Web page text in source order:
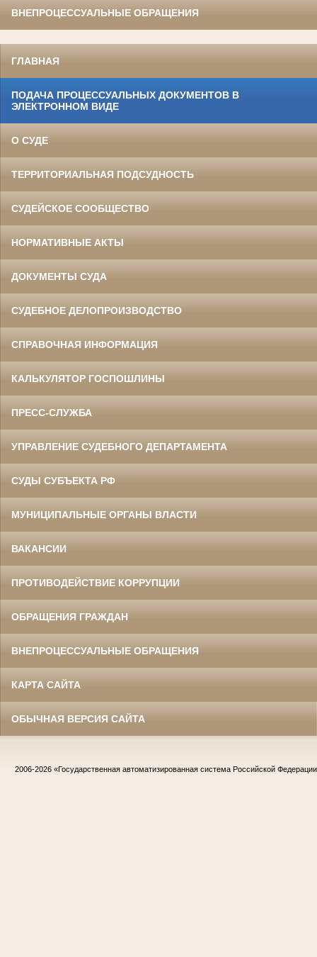
ВНЕПРОЦЕССУАЛЬНЫЕ ОБРАЩЕНИЯ
ГЛАВНАЯ
ПОДАЧА ПРОЦЕССУАЛЬНЫХ ДОКУМЕНТОВ В
ЭЛЕКТРОННОМ ВИДЕ
О СУДЕ
ТЕРРИТОРИАЛЬНАЯ ПОДСУДНОСТЬ
СУДЕЙСКОЕ СООБЩЕСТВО
НОРМАТИВНЫЕ АКТЫ
ДОКУМЕНТЫ СУДА
СУДЕБНОЕ ДЕЛОПРОИЗВОДСТВО
СПРАВОЧНАЯ ИНФОРМАЦИЯ
КАЛЬКУЛЯТОР ГОСПОШЛИНЫ
ПРЕСС-СЛУЖБА
УПРАВЛЕНИЕ СУДЕБНОГО ДЕПАРТАМЕНТА
СУДЫ СУБЪЕКТА РФ
МУНИЦИПАЛЬНЫЕ ОРГАНЫ ВЛАСТИ
ВАКАНСИИ
ПРОТИВОДЕЙСТВИЕ КОРРУПЦИИ
ОБРАЩЕНИЯ ГРАЖДАН
ВНЕПРОЦЕССУАЛЬНЫЕ ОБРАЩЕНИЯ
КАРТА САЙТА
ОБЫЧНАЯ ВЕРСИЯ САЙТА
2006-2026 «Государственная автоматизированная система Российской